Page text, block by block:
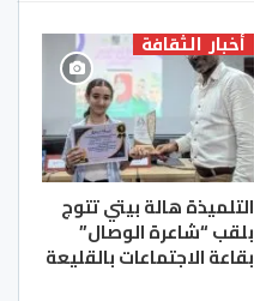
أخبار الثقافة
التلميذة هالة بيتي تتوج
بلقب “شاعرة الوصال”
بقاعة الاجتماعات بالقليعة